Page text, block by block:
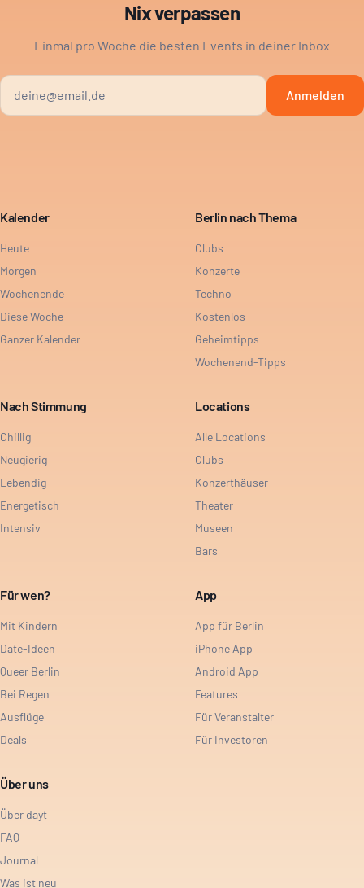
Nix verpassen
Einmal pro Woche die besten Events in deiner Inbox
Anmelden
Kalender
Heute
Morgen
Wochenende
Diese Woche
Ganzer Kalender
Berlin nach Thema
Clubs
Konzerte
Techno
Kostenlos
Geheimtipps
Wochenend-Tipps
Nach Stimmung
Chillig
Neugierig
Lebendig
Energetisch
Intensiv
Locations
Alle Locations
Clubs
Konzerthäuser
Theater
Museen
Bars
Für wen?
Mit Kindern
Date-Ideen
Queer Berlin
Bei Regen
Ausflüge
Deals
App
App für Berlin
iPhone App
Android App
Features
Für Veranstalter
Für Investoren
Über uns
Über dayt
FAQ
Journal
Was ist neu